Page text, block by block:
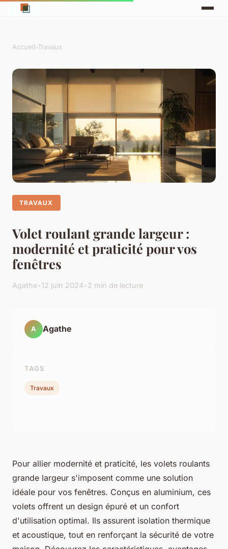
Accueil›Travaux
TRAVAUX
Volet roulant grande largeur :
modernité et praticité pour vos
fenêtres
Agathe•12 juin 2024•2 min de lecture
Pour allier modernité et praticité, les volets roulants
grande largeur s'imposent comme une solution
idéale pour vos fenêtres. Conçus en aluminium, ces
volets offrent un design épuré et un confort
d'utilisation optimal. Ils assurent isolation thermique
et acoustique, tout en renforçant la sécurité de votre
A Agathe
TAGS
Travaux